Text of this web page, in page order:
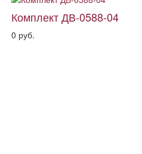
Комплект ДВ-0588-04
0 руб.